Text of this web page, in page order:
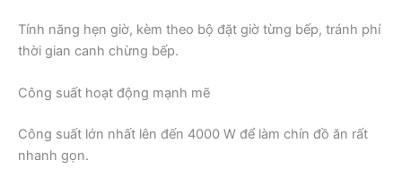
Tính năng hẹn giờ, kèm theo bộ đặt giờ từng bếp, tránh phí
thời gian canh chừng bếp.
Công suất hoạt động mạnh mẽ
Công suất lớn nhất lên đến 4000 W để làm chín đồ ăn rất
nhanh gọn.